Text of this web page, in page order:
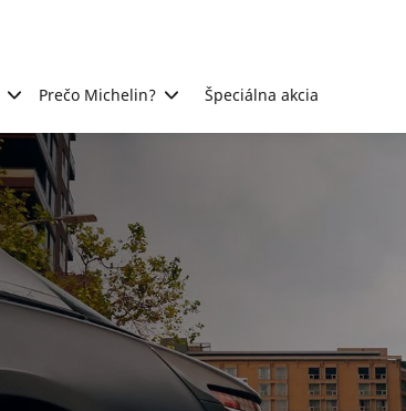
Prečo Michelin? Špeciálna akcia